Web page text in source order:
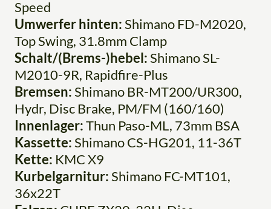
Speed
Umwerfer hinten:Shimano FD-M2020,
Top Swing, 31.8mm Clamp
Schalt/(Brems-)hebel:Shimano SL-
M2010-9R, Rapidfire-Plus
Bremsen:Shimano BR-MT200/UR300,
Hydr, Disc Brake, PM/FM (160/160)
Innenlager:Thun Paso-ML, 73mm BSA
Kassette:Shimano CS-HG201, 11-36T
Kette: KMC X9
Kurbelgarnitur:Shimano FC-MT101,
36x22T